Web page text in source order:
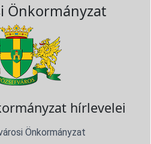
Önkormányzat
hírlevelei
Önkormányzat